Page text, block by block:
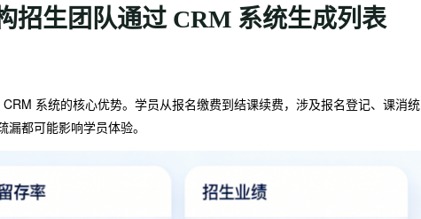
招生团队通过 CRM 系统生成列表
系统的核心优势。学员从报名缴费到结课续费，涉及报名登记、课消统
都可能影响学员体验。